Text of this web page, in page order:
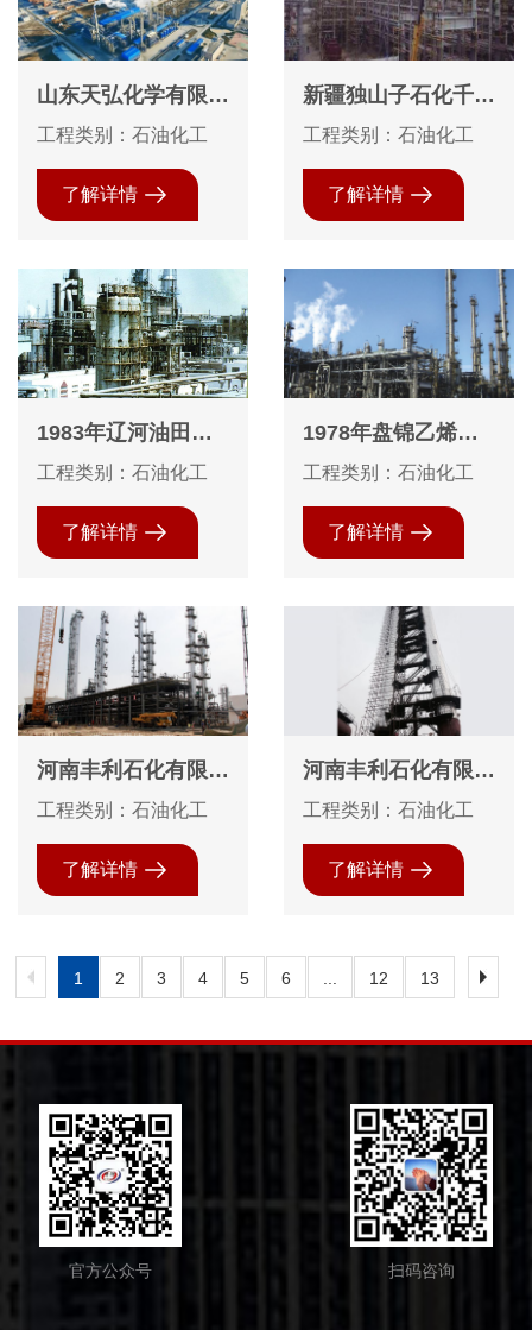
山东天弘化学有限公
司9万吨乙丙橡胶及
工程类别：石油化工
了解详情
新疆独山子石化千万
吨炼油、百万吨乙烯
工程类别：石油化工
了解详情
1983年辽河油田沥
青厂常减压装置防腐
工程类别：石油化工
了解详情
1978年盘锦乙烯装
置防腐保温工程
工程类别：石油化工
了解详情
河南丰利石化有限公
司丙烯提纯，MTBE
工程类别：石油化工
了解详情
河南丰利石化有限公
司丙烯提纯，防腐保
工程类别：石油化工
了解详情
1 2 3 4 5 6 12 13
官方公众号 扫码咨询